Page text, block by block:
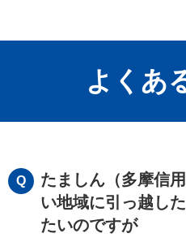
よくあ
たましん（多摩信
い地域に引っ越し
たいのですが